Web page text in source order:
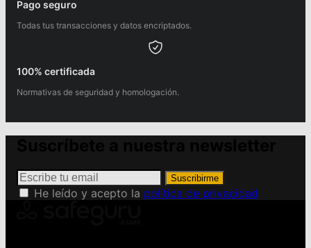
Pago seguro
Todas tus transacciones y datos encriptados.
100% certificada
Normativas de seguridad y homologación.
Suscribirme
He leído y acepto la política de privacidad